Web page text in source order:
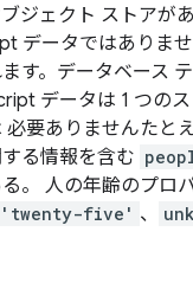
ジェクト ストアが
データではありま
す。データベース
データは 1 つの
必要ありませんたと
る情報を含む
。 人の年齢のプロ
'twenty-five' 、